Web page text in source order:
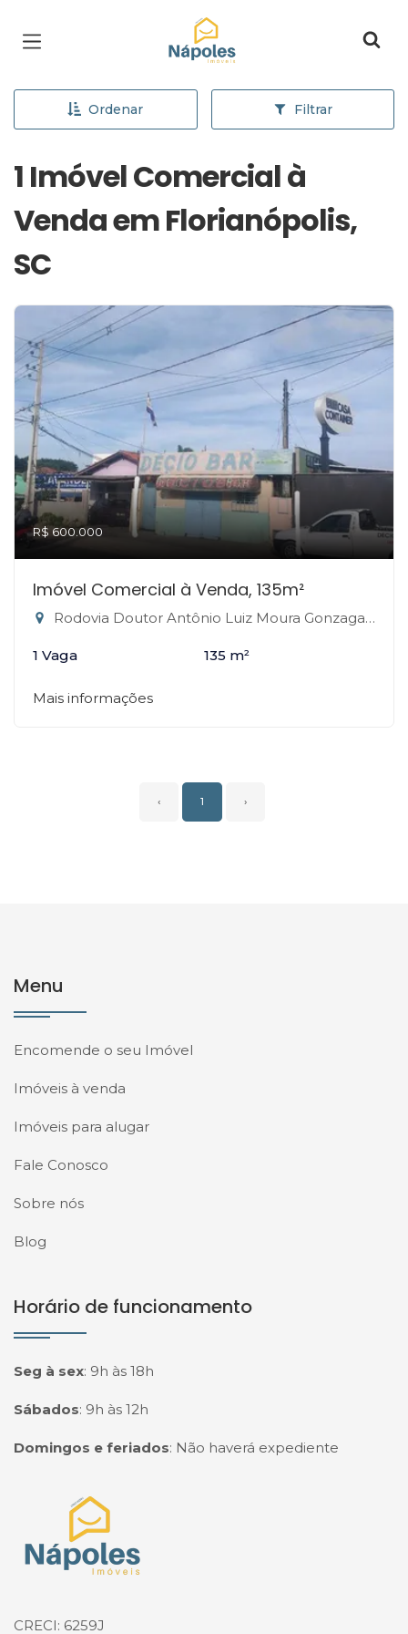
Página inicial
Ordenar Filtrar
1 Imóvel Comercial à
Venda em Florianópolis,
SC
R$ 600.000
Imóvel Comercial à Venda, 135m²
Rodovia Doutor Antônio Luiz Moura Gonzaga - Rio Tavares, Florianópolis-SC
1 Vaga 135 m²
Mais informações
‹ 1 ›
Menu
Encomende o seu Imóvel
Imóveis à venda
Imóveis para alugar
Fale Conosco
Sobre nós
Blog
Horário de funcionamento
Seg à sex: 9h às 18h
Sábados: 9h às 12h
Domingos e feriados: Não haverá expediente
Página inicial
CRECI: 6259J